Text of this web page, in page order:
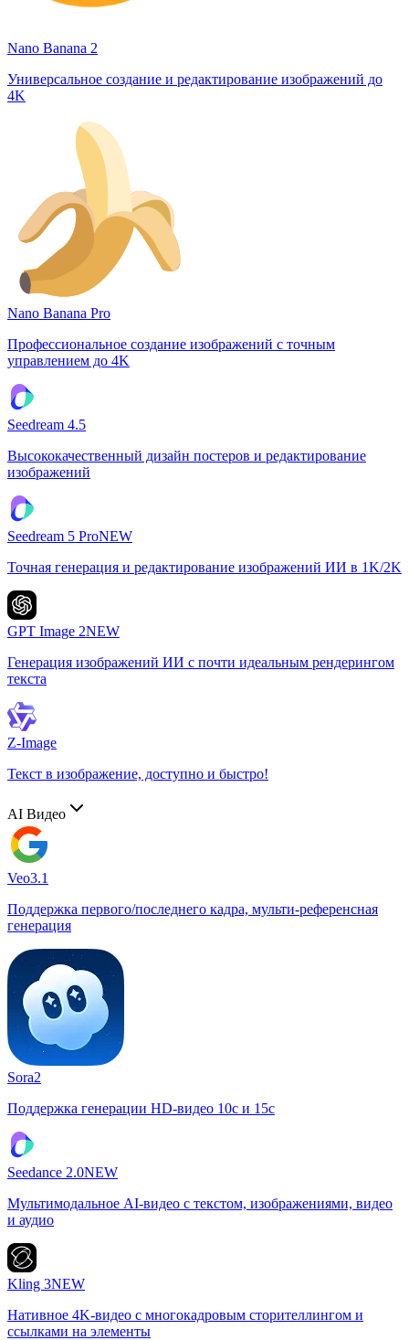
Nano Banana 2
Универсальное создание и редактирование изображений до
4K
Nano Banana Pro
Профессиональное создание изображений с точным
управлением до 4K
Seedream 4.5
Высококачественный дизайн постеров и редактирование
изображений
Seedream 5 ProNEW
Точная генерация и редактирование изображений ИИ в 1K/2K
GPT Image 2NEW
Генерация изображений ИИ с почти идеальным рендерингом
текста
Z-Image
Текст в изображение, доступно и быстро!
AI Видео
Veo3.1
Поддержка первого/последнего кадра, мульти-референсная
генерация
Sora2
Поддержка генерации HD-видео 10с и 15с
Seedance 2.0NEW
Мультимодальное AI-видео с текстом, изображениями, видео
и аудио
Kling 3NEW
Нативное 4K-видео с многокадровым сторителлингом и
ссылками на элементы